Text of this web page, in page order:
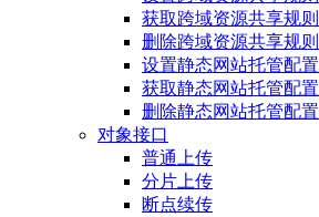
获取跨域资源共享规则
删除跨域资源共享规则
设置静态网站托管配置
获取静态网站托管配置
删除静态网站托管配置
对象接口
普通上传
分片上传
断点续传